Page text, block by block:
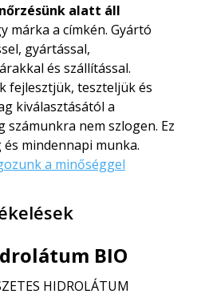
alatt áll
márka a címkén. Gyártó
gyártással,
és szállítással.
fejlesztjük, teszteljük és
kiválasztásától a
számunkra nem szlogen. Ez
mindennapi munka.
a minőséggel
BIO
HIDROLÁTUM